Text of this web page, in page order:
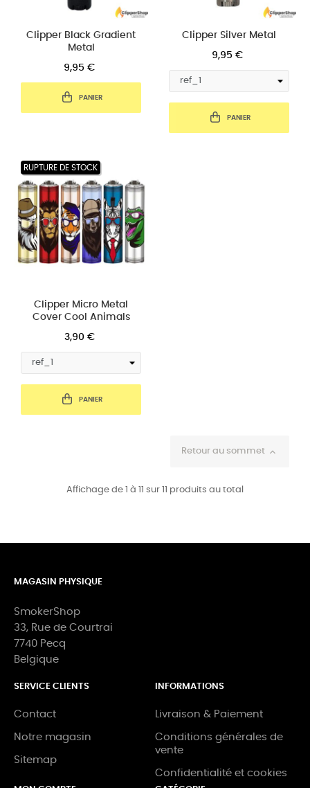
Clipper Black Gradient
Metal
9,95 €
PANIER
Clipper Silver Metal
9,95 €
PANIER
RUPTURE DE STOCK
Clipper Micro Metal
Cover Cool Animals
3,90 €
PANIER
Retour au sommet 
Affichage de 1 à 11 sur 11 produits au total
MAGASIN PHYSIQUE
SmokerShop
33, Rue de Courtrai
7740 Pecq
Belgique
SERVICE CLIENTS
Contact
Notre magasin
Sitemap
INFORMATIONS
Livraison & Paiement
Conditions générales de
vente
Confidentialité et cookies